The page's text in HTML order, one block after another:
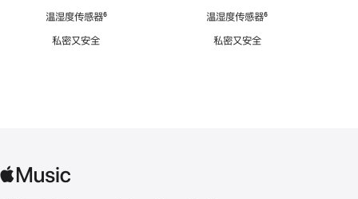
温湿度传感器脚
⁶
私密又安全
温湿度传感器脚
⁶
私密又安全